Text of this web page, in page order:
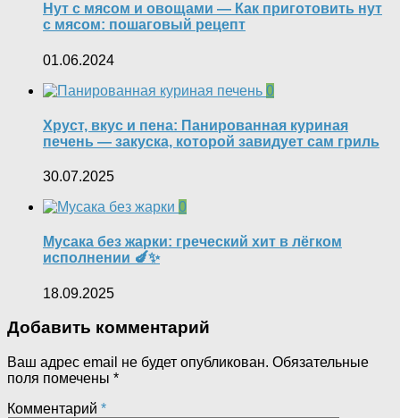
Нут с мясом и овощами — Как приготовить нут
с мясом: пошаговый рецепт
01.06.2024
0
Хруст, вкус и пена: Панированная куриная
печень — закуска, которой завидует сам гриль
30.07.2025
0
Мусака без жарки: греческий хит в лёгком
исполнении 🍆✨
18.09.2025
Добавить комментарий
Ваш адрес email не будет опубликован. Обязательные
поля помечены *
Комментарий *